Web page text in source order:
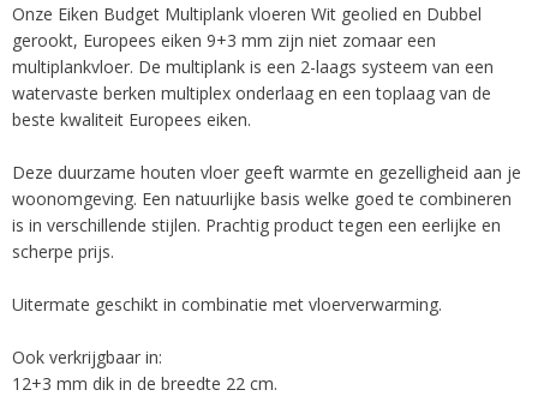
Onze Eiken Budget Multiplank vloeren Wit geolied en Dubbel
gerookt, Europees eiken 9+3 mm zijn niet zomaar een
multiplankvloer. De multiplank is een 2-laags systeem van een
watervaste berken multiplex onderlaag en een toplaag van de
beste kwaliteit Europees eiken.
Deze duurzame houten vloer geeft warmte en gezelligheid aan je
woonomgeving. Een natuurlijke basis welke goed te combineren
is in verschillende stijlen. Prachtig product tegen een eerlijke en
scherpe prijs.
Uitermate geschikt in combinatie met vloerverwarming.
Ook verkrijgbaar in:
12+3 mm dik in de breedte 22 cm.